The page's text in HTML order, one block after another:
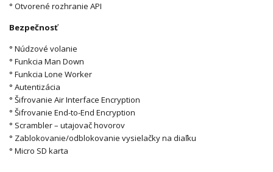
° Otvorené rozhranie API
Bezpečnosť
° Núdzové volanie
° Funkcia Man Down
° Funkcia Lone Worker
° Autentizácia
° Šifrovanie Air Interface Encryption
° Šifrovanie End-to-End Encryption
° Scrambler – utajovač hovorov
° Zablokovanie/odblokovanie vysielačky na diaľku
° Micro SD karta